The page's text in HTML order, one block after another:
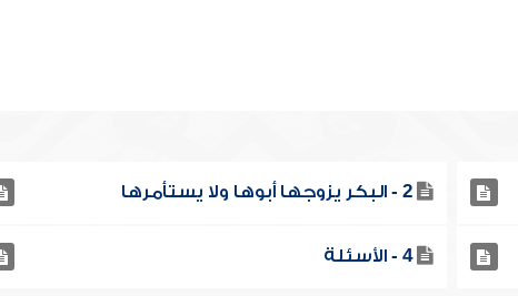
2 - البكر يزوجها أبوها ولا يستأمرها
4 - الأسئلة